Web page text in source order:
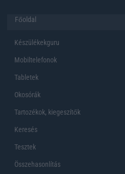
Főoldal
Készülékekguru
Mobiltelefonok
Tabletek
Okosórák
Tartozékok, kiegeszítők
Keresés
Tesztek
Összehasonlítás